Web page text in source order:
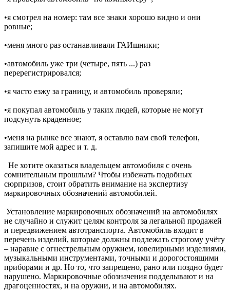
•я смотрел на номер: там все знаки хорошо видно и они
ровные;
•меня много раз останавливали ГАИшники;
•автомобиль уже три (четыре, пять ...) раз
перерегистрировался;
•я часто езжу за границу, и автомобиль проверяли;
•я покупал автомобиль у таких людей, которые не могут
подсунуть краденное;
•меня на рынке все знают, я оставлю вам свой телефон,
запишите мой адрес и т. д.
Не хотите оказаться владельцем автомобиля с очень
сомнительным прошлым? Чтобы избежать подобных
сюрпризов, стоит обратить внимание на экспертизу
маркировочных обозначений автомобилей.
Установление маркировочных обозначений на автомобилях
не случайно и служит целям контроля за легальной продажей
и передвижением автотранспорта. Автомобиль входит в
перечень изделий, которые должны подлежать строгому учёту
– наравне с огнестрельным оружием, ювелирными изделиями,
музыкальными инструментами, точными и дорогостоящими
приборами и др. Но то, что запрещено, рано или поздно будет
нарушено. Маркировочные обозначения подделывают и на
драгоценностях, и на оружии, и на автомобилях.